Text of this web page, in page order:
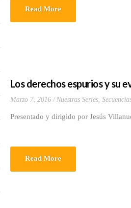
Read More
Los derechos espurios y su
Marzo 7, 2016 Nuestras Series,
Presentado y dirigido por Jesús
Read More